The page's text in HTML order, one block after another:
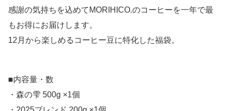
感謝の気持ちを込めてMORIHICO.のコーヒーを一年で最
もお得にお届けします。
12月から楽しめるコーヒー豆に特化した福袋。
■内容量・数
・森の雫 500g ×1個